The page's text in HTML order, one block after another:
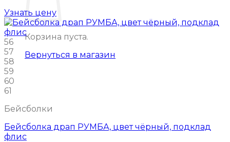
Корзина пуста.
Вернуться в магазин
Узнать цену
56
57
58
59
60
61
Бейсболки
Бейсболка драп РУМБА, цвет чёрный, подклад
флис